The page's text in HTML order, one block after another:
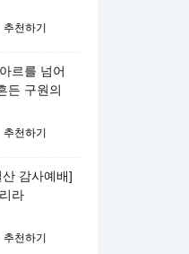
추천하기
르를 넘어
든 구원의
추천하기
감사예배]
라
추천하기